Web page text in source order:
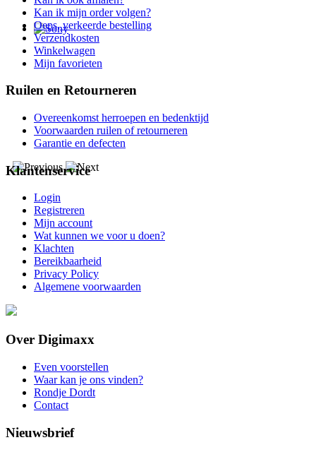
Kan ik mijn order volgen?
Oeps, verkeerde bestelling
Verzendkosten
Winkelwagen
Mijn favorieten
Ruilen en Retourneren
Overeenkomst herroepen en bedenktijd
Voorwaarden ruilen of retourneren
Garantie en defecten
Klantenservice
Login
Registreren
Mijn account
Wat kunnen we voor u doen?
Klachten
Bereikbaarheid
Privacy Policy
Algemene voorwaarden
Over Digimaxx
Even voorstellen
Waar kan je ons vinden?
Rondje Dordt
Contact
Nieuwsbrief